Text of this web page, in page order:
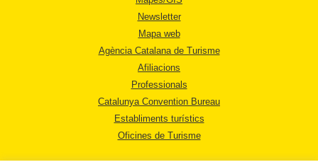
Newsletter
Mapa web
Agència Catalana de Turisme
Afiliacions
Professionals
Catalunya Convention Bureau
Establiments turístics
Oficines de Turisme